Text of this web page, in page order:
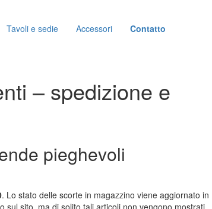
Tavoli e sedie Accessori Contatto
– spedizione e
pieghevoli
. Lo stato delle scorte in magazzino viene aggiornato in